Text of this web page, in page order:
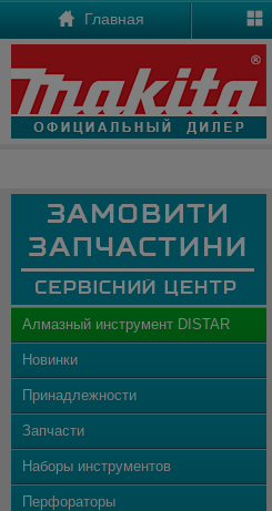
Главная
Алмазный инструмент DISTAR
Новинки
Принадлежности
Запчасти
Наборы инструментов
Перфораторы